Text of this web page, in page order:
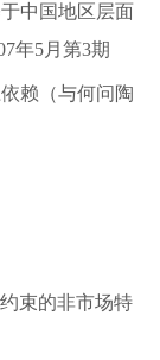
中国地区层面
年5月第3期
赖（与何问陶
束的非市场特